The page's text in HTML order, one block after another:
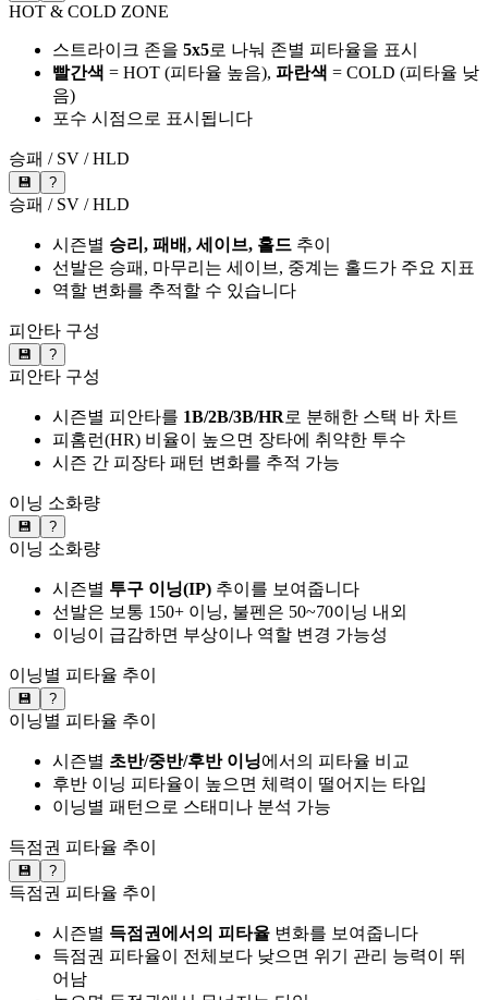
HOT & COLD ZONE
스트라이크 존을 5x5로 나눠 존별 피타율을 표시
빨간색 = HOT (피타율 높음), 파란색 = COLD (피타율 낮
음)
포수 시점으로 표시됩니다
승패 / SV / HLD
💾 ?
승패 / SV / HLD
시즌별 승리, 패배, 세이브, 홀드 추이
선발은 승패, 마무리는 세이브, 중계는 홀드가 주요 지표
역할 변화를 추적할 수 있습니다
피안타 구성
💾 ?
피안타 구성
시즌별 피안타를 1B/2B/3B/HR로 분해한 스택 바 차트
피홈런(HR) 비율이 높으면 장타에 취약한 투수
시즌 간 피장타 패턴 변화를 추적 가능
이닝 소화량
💾 ?
이닝 소화량
시즌별 투구 이닝(IP) 추이를 보여줍니다
선발은 보통 150+ 이닝, 불펜은 50~70이닝 내외
이닝이 급감하면 부상이나 역할 변경 가능성
이닝별 피타율 추이
💾 ?
이닝별 피타율 추이
시즌별 초반/중반/후반 이닝에서의 피타율 비교
후반 이닝 피타율이 높으면 체력이 떨어지는 타입
이닝별 패턴으로 스태미나 분석 가능
득점권 피타율 추이
💾 ?
득점권 피타율 추이
시즌별 득점권에서의 피타율 변화를 보여줍니다
득점권 피타율이 전체보다 낮으면 위기 관리 능력이 뛰
어남